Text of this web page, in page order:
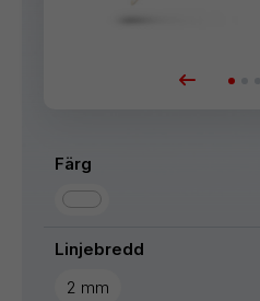
Färg
Linjebredd
2 mm